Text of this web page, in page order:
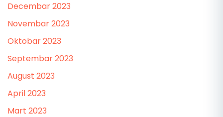
Decembar 2023
Novembar 2023
Oktobar 2023
Septembar 2023
August 2023
April 2023
Mart 2023